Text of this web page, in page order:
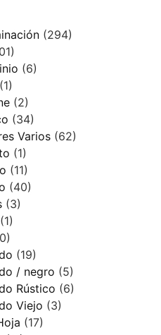
(294)
(6)
(1)
(2)
(34)
Varios (62)
(1)
(11)
(40)
(3)
(1)
(19)
/ negro (5)
Rústico (6)
Viejo (3)
(17)